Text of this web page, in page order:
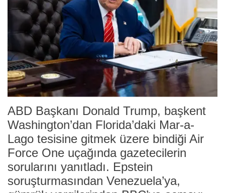
ABD Başkanı Donald Trump, başkent
Washington’dan Florida’daki Mar-a-
Lago tesisine gitmek üzere bindiği Air
Force One uçağında gazetecilerin
sorularını yanıtladı. Epstein
soruşturmasından Venezuela’ya,